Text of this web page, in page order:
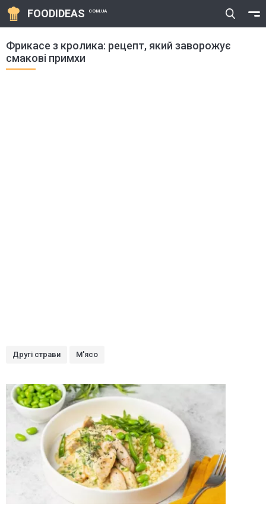
FOODIDEAS COM.UA
Фрикасе з кролика: рецепт, який заворожує
смакові примхи
Другі страви М'ясо